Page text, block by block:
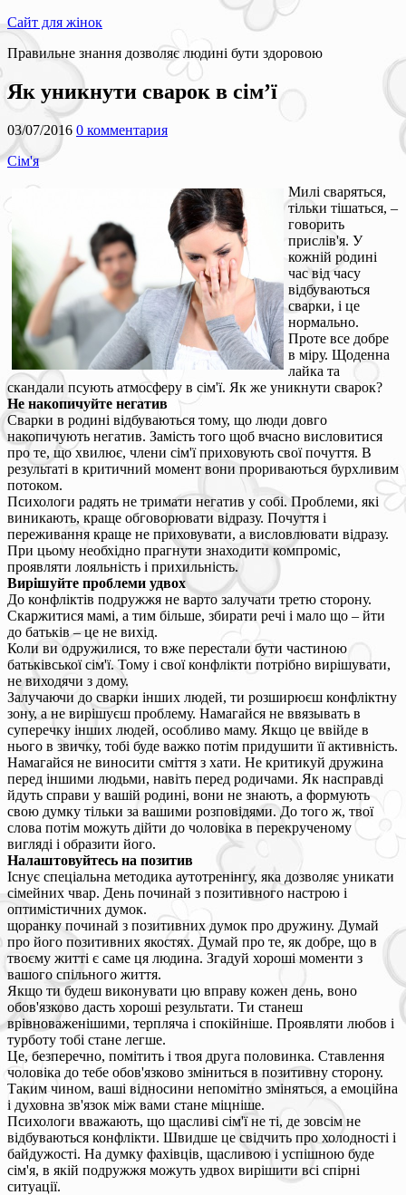
Сайт для жінок
Правильне знання дозволяє людині бути здоровою
Як уникнути сварок в сім’ї
03/07/2016 0 комментария
Сім'я
Милі сваряться,
тільки тішаться, –
говорить
прислів'я. У
кожній родині
час від часу
відбуваються
сварки, і це
нормально.
Проте все добре
в міру. Щоденна
лайка та
скандали псують атмосферу в сім'ї. Як же уникнути сварок?
Не накопичуйте негатив
Сварки в родині відбуваються тому, що люди довго
накопичують негатив. Замість того щоб вчасно висловитися
про те, що хвилює, члени сім'ї приховують свої почуття. В
результаті в критичний момент вони прориваються бурхливим
потоком.
Психологи радять не тримати негатив у собі. Проблеми, які
виникають, краще обговорювати відразу. Почуття і
переживання краще не приховувати, а висловлювати відразу.
При цьому необхідно прагнути знаходити компроміс,
проявляти лояльність і прихильність.
Вирішуйте проблеми удвох
До конфліктів подружжя не варто залучати третю сторону.
Скаржитися мамі, а тим більше, збирати речі і мало що – йти
до батьків – це не вихід.
Коли ви одружилися, то вже перестали бути частиною
батьківської сім'ї. Тому і свої конфлікти потрібно вирішувати,
не виходячи з дому.
Залучаючи до сварки інших людей, ти розширюєш конфліктну
зону, а не вирішуєш проблему. Намагайся не ввязывать в
суперечку інших людей, особливо маму. Якщо це ввійде в
нього в звичку, тобі буде важко потім придушити її активність.
Намагайся не виносити сміття з хати. Не критикуй дружина
перед іншими людьми, навіть перед родичами. Як насправді
йдуть справи у вашій родині, вони не знають, а формують
свою думку тільки за вашими розповідями. До того ж, твої
слова потім можуть дійти до чоловіка в перекрученому
вигляді і образити його.
Налаштовуйтесь на позитив
Існує спеціальна методика аутотренінгу, яка дозволяє уникати
сімейних чвар. День починай з позитивного настрою і
оптимістичних думок.
щоранку починай з позитивних думок про дружину. Думай
про його позитивних якостях. Думай про те, як добре, що в
твоєму житті є саме ця людина. Згадуй хороші моменти з
вашого спільного життя.
Якщо ти будеш виконувати цю вправу кожен день, воно
обов'язково дасть хороші результати. Ти станеш
врівноваженішими, терпляча і спокійніше. Проявляти любов і
турботу тобі стане легше.
Це, безперечно, помітить і твоя друга половинка. Ставлення
чоловіка до тебе обов'язково зміниться в позитивну сторону.
Таким чином, ваші відносини непомітно зміняться, а емоційна
і духовна зв'язок між вами стане міцніше.
Психологи вважають, що щасливі сім'ї не ті, де зовсім не
відбуваються конфлікти. Швидше це свідчить про холодності і
байдужості. На думку фахівців, щасливою і успішною буде
сім'я, в якій подружжя можуть удвох вирішити всі спірні
ситуації.